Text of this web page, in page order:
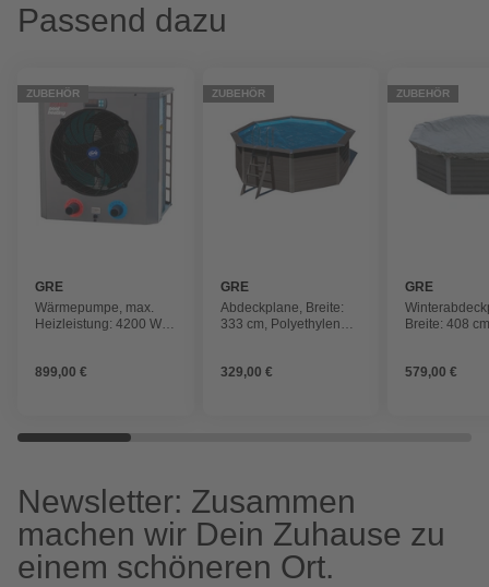
Passend dazu
ZUBEHÖR
GRE
Wärmepumpe, max.
Heizleistung: 4200 W,
899,00 €
ZUBEHÖR
GRE
Abdeckplane, Breite:
333 cm, Polyethylen
329,00 €
ZUBEHÖR
GRE
Breite: 408
579,00 €
Newsletter: Zusammen
machen wir Dein Zuhause zu
einem schöneren Ort.